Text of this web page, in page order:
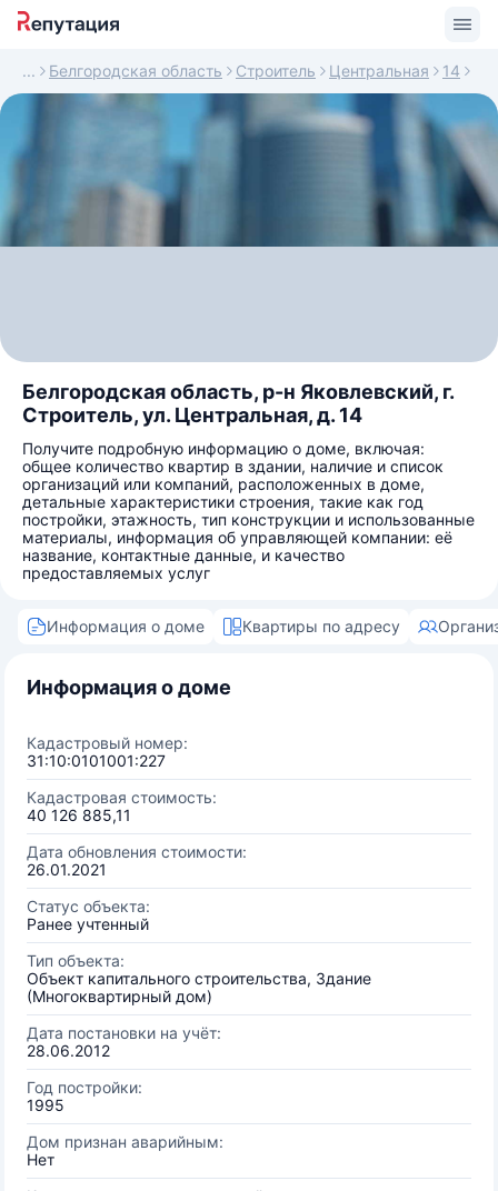
Белгородская область Строитель Центральная 14
Белгородская область, р-н Яковлевский, г.
Строитель, ул. Центральная, д. 14
Получите подробную информацию о доме, включая:
общее количество квартир в здании, наличие и список
организаций или компаний, расположенных в доме,
детальные характеристики строения, такие как год
постройки, этажность, тип конструкции и использованные
материалы, информация об управляющей компании: её
название, контактные данные, и качество
предоставляемых услуг
Информация о доме Квартиры по адресу
Информация о доме
Кадастровый номер:
31:10:0101001:227
Кадастровая стоимость:
40 126 885,11
Дата обновления стоимости:
26.01.2021
Статус объекта:
Ранее учтенный
Тип объекта:
Объект капитального строительства, Здание
(Многоквартирный дом)
Дата постановки на учёт:
28.06.2012
Год постройки:
1995
Дом признан аварийным:
Нет